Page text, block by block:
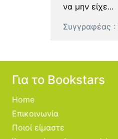
να μην είχε...
Συγγραφέας :
Για το Bookstars
Home
Επικοινωνία
Ποιοί είμαστε